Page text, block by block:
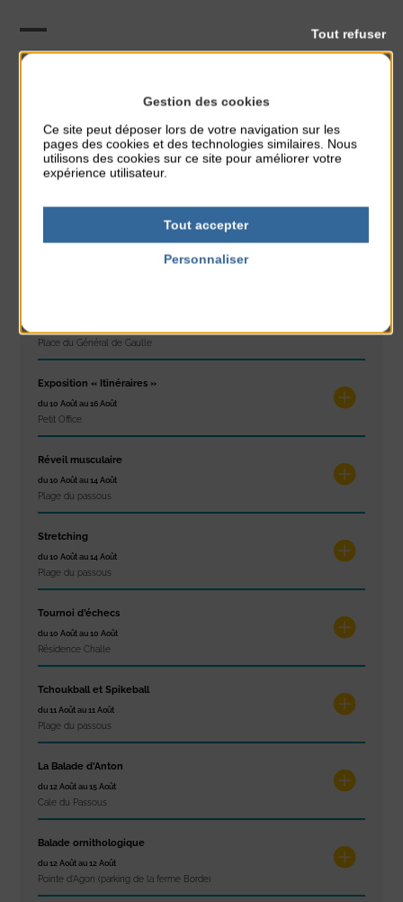
Place du Général de Gaulle
Exposition « Itinéraires »
du 10 Août au 16 Août
Petit Office
Réveil musculaire
du 10 Août au 14 Août
Plage du passous
Stretching
du 10 Août au 14 Août
Plage du passous
Tournoi d’échecs
du 10 Août au 10 Août
Résidence Challe
Tchoukball et Spikeball
du 11 Août au 11 Août
Plage du passous
La Balade d’Anton
du 12 Août au 15 Août
Cale du Passous
Balade ornithologique
du 12 Août au 12 Août
Pointe d'Agon (parking de la ferme Borde)
Gestion des cookies
Ce site peut déposer lors de votre navigation sur les
pages des cookies et des technologies similaires. Nous
utilisons des cookies sur ce site pour améliorer votre
expérience utilisateur.
Tout accepter
Tout refuser
Personnaliser